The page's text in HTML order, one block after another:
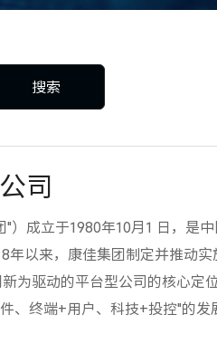
搜索
司
）成立于1980年10月1 日，是
年以来，康佳集团制定并推动实
为驱动的平台型公司的核心定
、终端+用户、科技+投控"的发
平台服务业务群和投资金融业务